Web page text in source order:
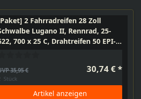
2 Fahrradreifen 28 Zoll
Lugano II, Rennrad, 25-
700 x 25 C, Drahtreifen 50 EPI-
35,95 € 30,74 € *
Stück
Artikel anzeigen